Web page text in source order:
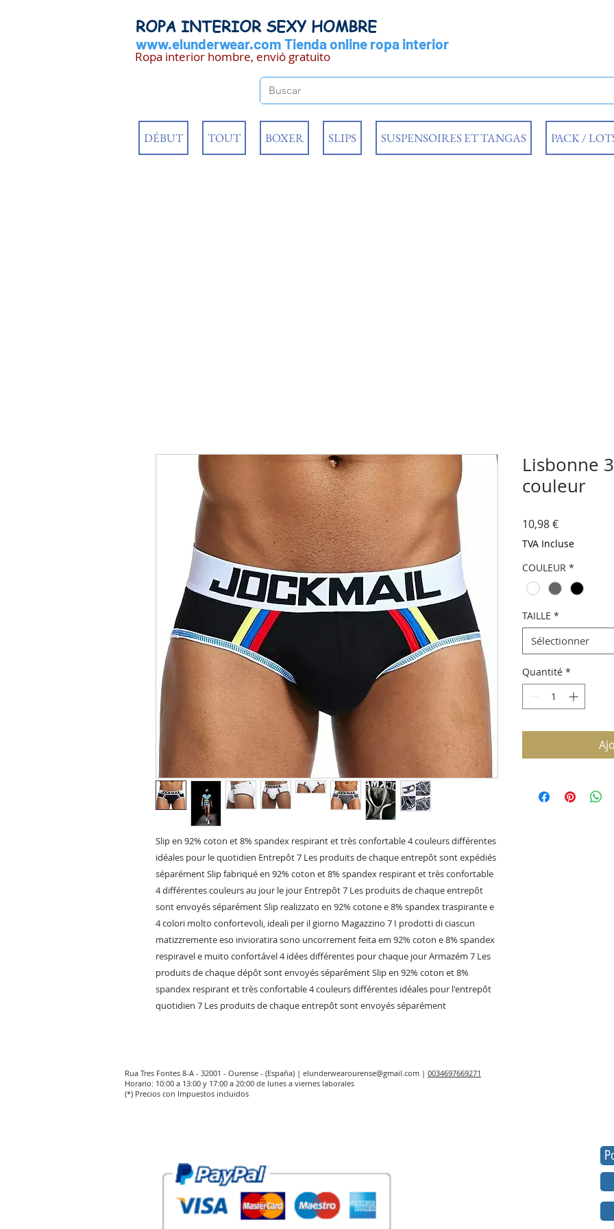
ROPA INTERIOR SEXY HOMBRE
www.elunderwear.com Tienda online ropa interior
Ropa interior hombre, envió gratuito
DÉBUT TOUT BOXER SLIPS SUSPENSOIRES ET TANGAS PACK /
Slip en 92% coton et 8% spandex respirant et très confortable 4 couleurs différentes
idéales pour le quotidien Entrepôt 7 Les produits de chaque entrepôt sont expédiés
séparément Slip fabriqué en 92% coton et 8% spandex respirant et très confortable
4 différentes couleurs au jour le jour Entrepôt 7 Les produits de chaque entrepôt
sont envoyés séparément Slip realizzato en 92% cotone e 8% spandex traspirante e
4 colori molto confortevoli, ideali per il giorno Magazzino 7 I prodotti di ciascun
matizzremente eso invioratira sono uncorrement feita em 92% coton e 8% spandex
respiravel e muito confortável 4 idées différentes pour chaque jour Armazém 7 Les
produits de chaque dépôt sont envoyés séparément Slip en 92% coton et 8%
spandex respirant et très confortable 4 couleurs différentes idéales pour l'entrepôt
quotidien 7 Les produits de chaque entrepôt sont envoyés séparément
Lisbonne
couleur
10,98 €Prix
TVA Incluse
COULEUR *
TAILLE *
Sélectionner
Quantité *
Rua Tres Fontes 8-A - 32001 - Ourense - (España) | elunderwearourense@gmail.com | 0034697669271
Horario: 10:00 a 13:00 y 17:00 a 20:00 de lunes a viernes laborales
(*) Precios con Impuestos incluidos